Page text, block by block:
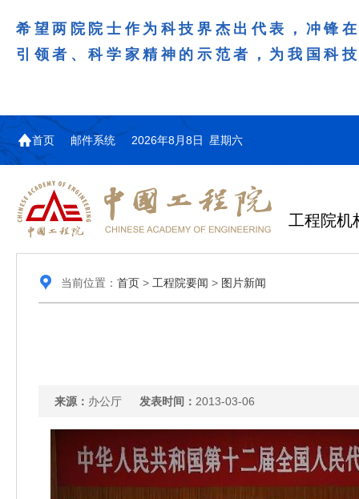
希望两院院士作为科技界杰出代表，冲锋
引领者、科学家精神的示范者，为我国科
首页 邮件系统 2026年8月8日 星期六
工程院机
当前位置： 首页> 工程院要闻 > 图片新闻
来源： 办公厅 发表时间： 2013-03-06